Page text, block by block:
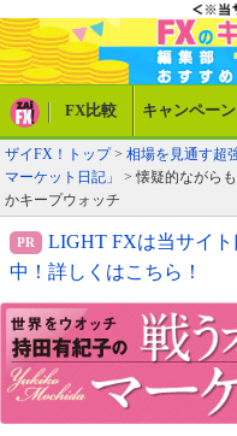
FX比較 キャンペーン
ザイFX！トップ> 相場を見通す超
マーケット日記」
> 懐疑的ながら
かキープウォッチ
LIGHT FXは当サイ
中！詳しくはこちら！